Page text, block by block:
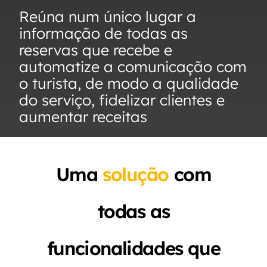
Reúna num único lugar a
informação de todas as
reservas que recebe e
automatize a comunicação com
o turista, de modo a qualidade
do serviço, fidelizar clientes e
aumentar receitas
Uma solução com
todas as
funcionalidades que